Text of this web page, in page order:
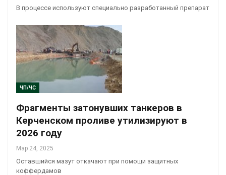
В процессе используют специально разработанный препарат
ЧП/ЧС
Фрагменты затонувших танкеров в
Керченском проливе утилизируют в
2026 году
Мар 24, 2025
Оставшийся мазут откачают при помощи защитных
коффердамов